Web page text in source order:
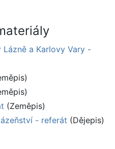
Lázně a Karlovy Vary -
(Zeměpis)
- referát (Dějepis)